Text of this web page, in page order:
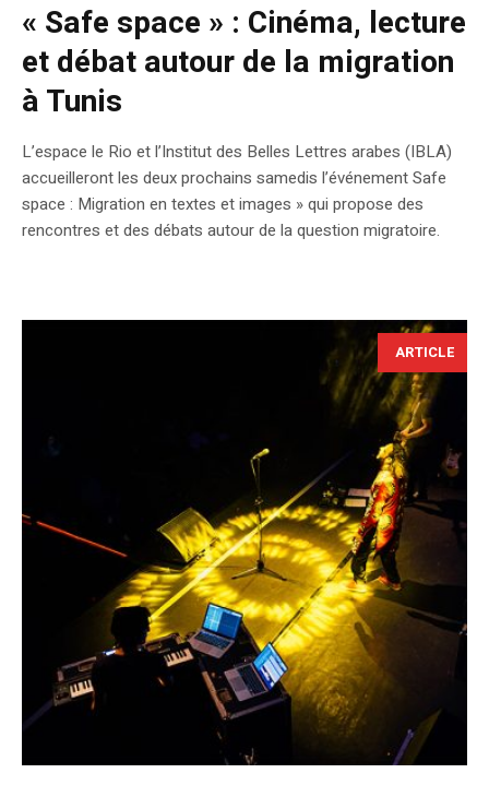
« Safe space » : Cinéma, lecture
et débat autour de la migration
à Tunis
L’espace le Rio et l’Institut des Belles Lettres arabes (IBLA)
accueilleront les deux prochains samedis l’événement Safe
space : Migration en textes et images » qui propose des
rencontres et des débats autour de la question migratoire.
ARTICLE